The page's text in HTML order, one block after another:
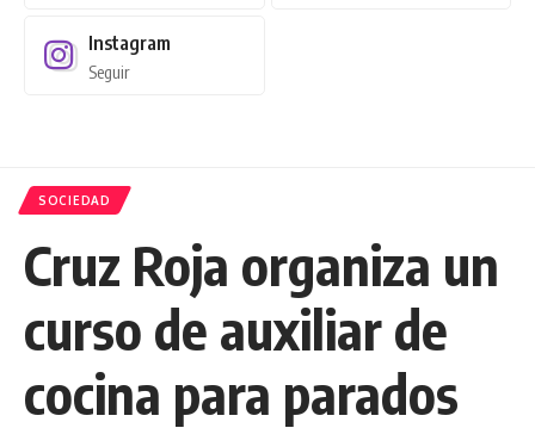
Instagram
Seguir
SOCIEDAD
Cruz Roja organiza un
curso de auxiliar de
cocina para parados